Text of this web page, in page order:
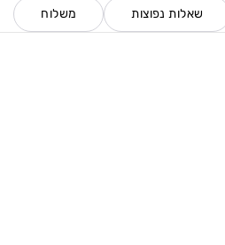
שאלות נפוצות משלוח